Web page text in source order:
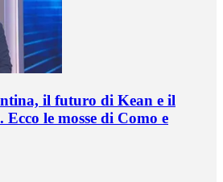
il futuro di Kean e il
le mosse di Como e